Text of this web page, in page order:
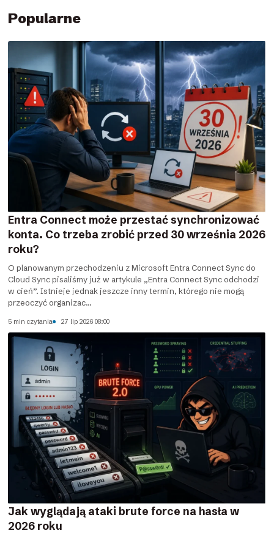
Popularne
Entra Connect może przestać synchronizować
konta. Co trzeba zrobić przed 30 września 2026
roku?
O planowanym przechodzeniu z Microsoft Entra Connect Sync do
Cloud Sync pisaliśmy już w artykule „Entra Connect Sync odchodzi
w cień”. Istnieje jednak jeszcze inny termin, którego nie mogą
przeoczyć organizac...
5 min czytania 27 lip 2026 08:00
Jak wyglądają ataki brute force na hasła w
2026 roku